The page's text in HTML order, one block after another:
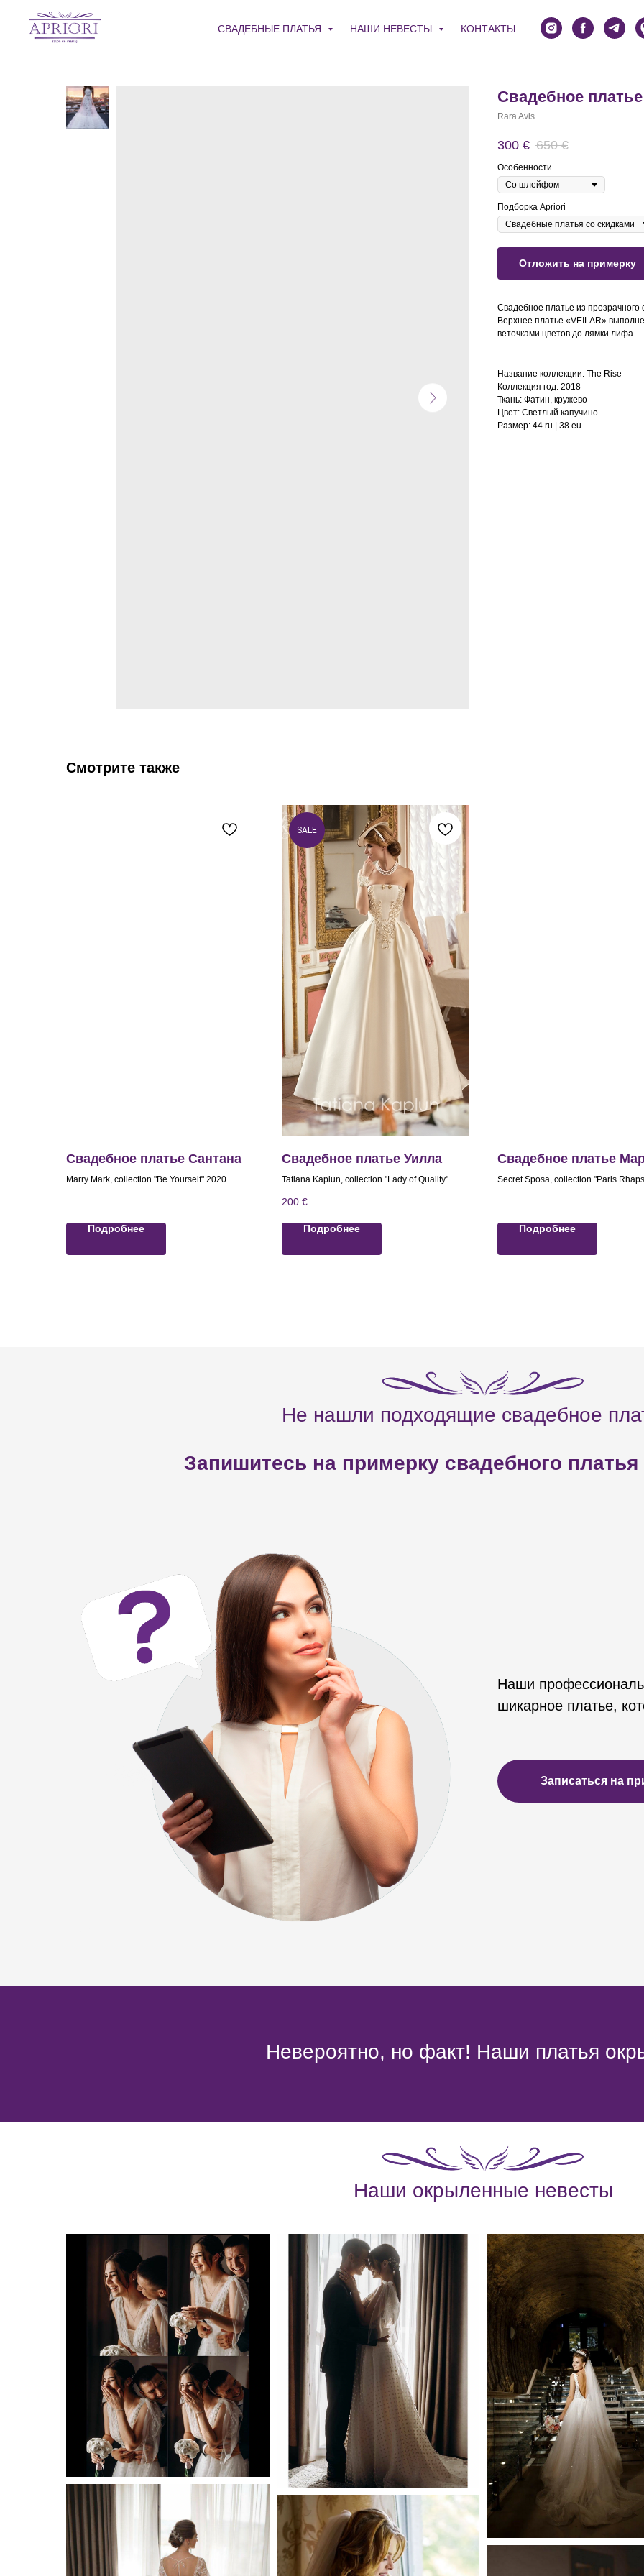
СВАДЕБНЫЕ ПЛАТЬЯ НАШИ НЕВЕСТЫ КОНТАКТЫ
Свадебное
Rara Avis
300 € 650 €
Особенности
Подборка Apriori
Отложить на примерку
Свадебное платье из прозрачного
Верхнее платье «VEILAR»
веточками цветов до лямки лифа.
Название коллекции: The Rise
Коллекция год: 2018
Ткань: Фатин, кружево
Цвет: Cветлый капучино
Размер: 44 ru | 38 eu
Смотрите также
Свадебное платье Сантана
Marry Mark, collection "Be Yourself" 2020
Подробнее
SALE
Свадебное платье Уилла
Tatiana Kaplun, collection "Lady of Quality"
200 €
Подробнее
Свадебное платье
Secret Sposa, collection "Paris
Подробнее
Не нашли подходящие свадебное
Запишитесь на примерку свадебного
Наши
шикарное платье,
Записаться на
Невероятно, но факт! Наши платья
Наши окрыленные невесты